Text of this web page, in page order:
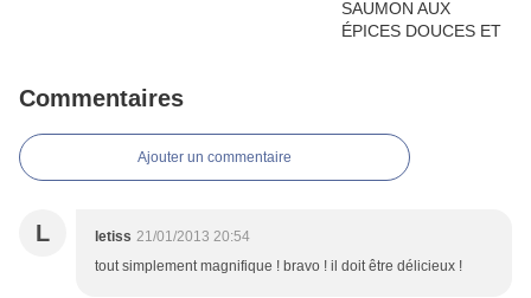
Commentaires
Ajouter un commentaire
L letiss 21/01/2013 20:54
tout simplement magnifique ! bravo ! il doit être délicieux !